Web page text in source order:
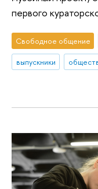
первого
Свободное общение
выпускники